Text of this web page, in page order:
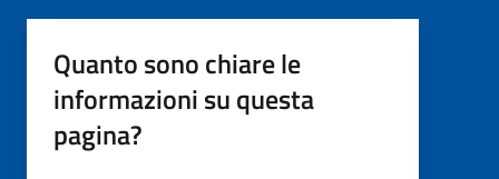
Quanto sono chiare le
informazioni su questa
pagina?